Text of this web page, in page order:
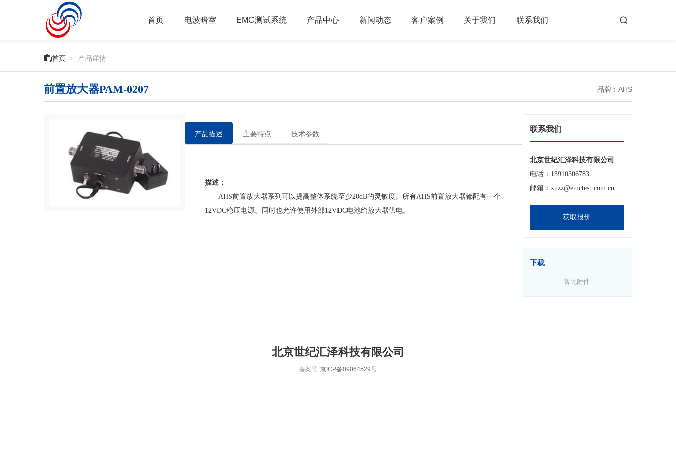
首页 电波暗室 EMC测试系统 产品中心 新闻动态 客户案例 关于我们 联系我们
首页 > 产品详情
前置放大器PAM-0207 品牌：AHS
产品描述 主要特点 技术参数
描述：
AHS前置放大器系列可以提高整体系统至少20dB的灵敏度。所有AHS前置放大器都配有一个
12VDC稳压电源。同时也允许使用外部12VDC电池给放大器供电。
联系我们
北京世纪汇泽科技有限公司
电话：13910306783
邮箱：xuzz@emctest.com.cn
获取报价
下载
暂无附件
北京世纪汇泽科技有限公司
备案号: 京ICP备09064529号